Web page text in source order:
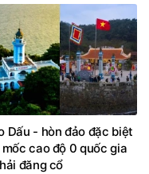
Dấu - hòn đảo đặc biệt
cao độ 0 quốc gia
đăng cổ